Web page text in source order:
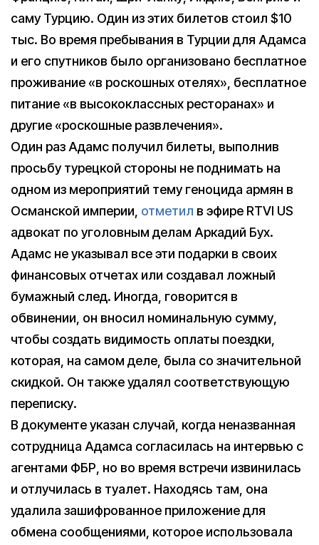
саму Турцию. Один из этих билетов стоил $10
тыс. Во время пребывания в Турции для Адамса
и его спутников было организовано бесплатное
проживание «в роскошных отелях», бесплатное
питание «в высококлассных ресторанах» и
другие «роскошные развлечения».
Один раз Адамс получил билеты, выполнив
просьбу турецкой стороны не поднимать на
одном из мероприятий тему геноцида армян в
Османской империи, отметил в эфире RTVI US
адвокат по уголовным делам Аркадий Бух.
Адамс не указывал все эти подарки в своих
финансовых отчетах или создавал ложный
бумажный след. Иногда, говорится в
обвинении, он вносил номинальную сумму,
чтобы создать видимость оплаты поездки,
которая, на самом деле, была со значительной
скидкой. Он также удалял соответствующую
переписку.
В документе указан случай, когда неназванная
сотрудница Адамса согласилась на интервью с
агентами ФБР, но во время встречи извинилась
и отлучилась в туалет. Находясь там, она
удалила зашифрованное приложение для
обмена сообщениями, которое использовала